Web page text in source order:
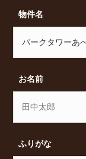
確認をはじ
件・マンショ
譲賃貸
望の条件をい
めの賃貸物件
物件名
お名前
ふりがな